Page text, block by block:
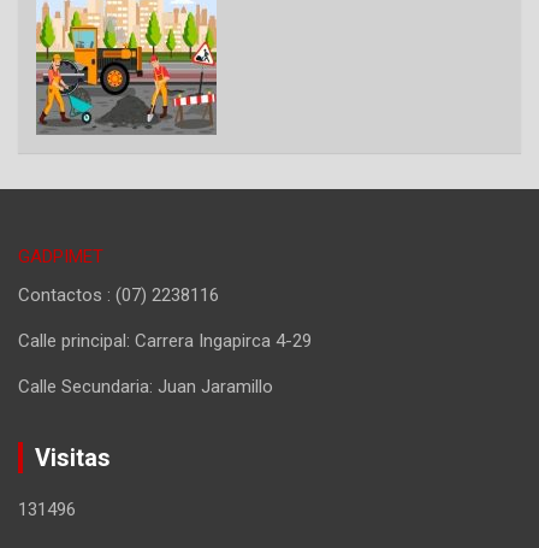
GADPIMET
Contactos : (07) 2238116
Calle principal: Carrera Ingapirca 4-29
Calle Secundaria: Juan Jaramillo
Visitas
131496